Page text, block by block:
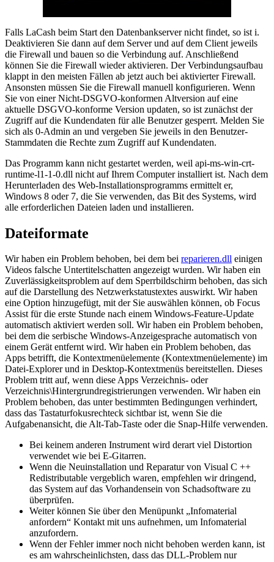
Falls LaCash beim Start den Datenbankserver nicht findet, so ist i.
Deaktivieren Sie dann auf dem Server und auf dem Client jeweils
die Firewall und bauen so die Verbindung auf. Anschließend
können Sie die Firewall wieder aktivieren. Der Verbindungsaufbau
klappt in den meisten Fällen ab jetzt auch bei aktivierter Firewall.
Ansonsten müssen Sie die Firewall manuell konfigurieren. Wenn
Sie von einer Nicht-DSGVO-konformen Altversion auf eine
aktuelle DSGVO-konforme Version updaten, so ist zunächst der
Zugriff auf die Kundendaten für alle Benutzer gesperrt. Melden Sie
sich als 0-Admin an und vergeben Sie jeweils in den Benutzer-
Stammdaten die Rechte zum Zugriff auf Kundendaten.
Das Programm kann nicht gestartet werden, weil api-ms-win-crt-
runtime-l1-1-0.dll nicht auf Ihrem Computer installiert ist. Nach dem
Herunterladen des Web-Installationsprogramms ermittelt er,
Windows 8 oder 7, die Sie verwenden, das Bit des Systems, wird
alle erforderlichen Dateien laden und installieren.
Dateiformate
Wir haben ein Problem behoben, bei dem bei reparieren.dll einigen
Videos falsche Untertitelschatten angezeigt wurden. Wir haben ein
Zuverlässigkeitsproblem auf dem Sperrbildschirm behoben, das sich
auf die Darstellung des Netzwerkstatustextes auswirkt. Wir haben
eine Option hinzugefügt, mit der Sie auswählen können, ob Focus
Assist für die erste Stunde nach einem Windows-Feature-Update
automatisch aktiviert werden soll. Wir haben ein Problem behoben,
bei dem die serbische Windows-Anzeigesprache automatisch von
einem Gerät entfernt wird. Wir haben ein Problem behoben, das
Apps betrifft, die Kontextmenüelemente (Kontextmenüelemente) im
Datei-Explorer und in Desktop-Kontextmenüs bereitstellen. Dieses
Problem tritt auf, wenn diese Apps Verzeichnis- oder
Verzeichnis\Hintergrundregistrierungen verwenden. Wir haben ein
Problem behoben, das unter bestimmten Bedingungen verhindert,
dass das Tastaturfokusrechteck sichtbar ist, wenn Sie die
Aufgabenansicht, die Alt-Tab-Taste oder die Snap-Hilfe verwenden.
Bei keinem anderen Instrument wird derart viel Distortion
verwendet wie bei E-Gitarren.
Wenn die Neuinstallation und Reparatur von Visual C ++
Redistributable vergeblich waren, empfehlen wir dringend,
das System auf das Vorhandensein von Schadsoftware zu
überprüfen.
Weiter können Sie über den Menüpunkt „Infomaterial
anfordern“ Kontakt mit uns aufnehmen, um Infomaterial
anzufordern.
Wenn der Fehler immer noch nicht behoben werden kann, ist
es am wahrscheinlichsten, dass das DLL-Problem nur